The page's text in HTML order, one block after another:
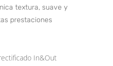
textura, suave y
prestaciones
In&Out